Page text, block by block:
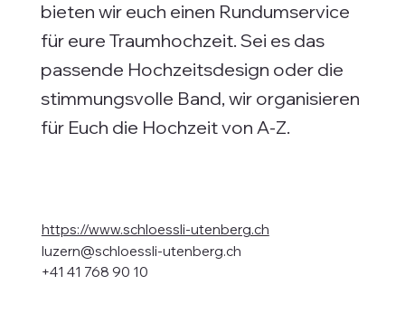
bieten wir euch einen Rundumservice
für eure Traumhochzeit. Sei es das
passende Hochzeitsdesign oder die
stimmungsvolle Band, wir organisieren
für Euch die Hochzeit von A-Z.
https://www.schloessli-utenberg.ch
luzern@schloessli-utenberg.ch
+41 41 768 90 10